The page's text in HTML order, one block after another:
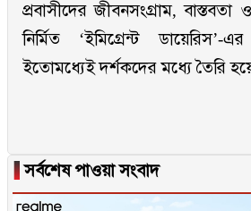
প্রবাসীদের জীবনসংগ্রাম, বাস্তবতা
নির্মিত ‘ইমিগ্রেন্ট
ইতোমধ্যেই দর্শকদের মধ্যে তৈরি
▐সর্বশেষ পাওয়া সংবাদ